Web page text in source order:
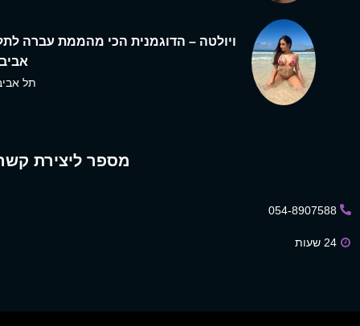
ויולטה – הדוגמנית הכי מהממת עברה
תל
מספר ליצירת
054-8907588
24 שעות